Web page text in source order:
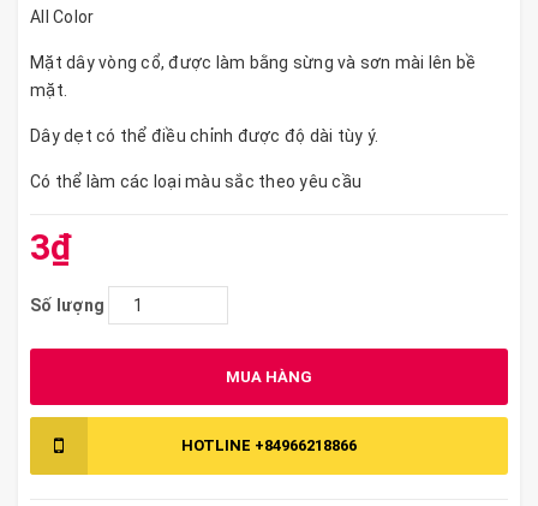
All Color
Mặt dây vòng cổ, được làm bằng sừng và sơn mài lên bề
mặt.
Dây dẹt có thể điều chỉnh được độ dài tùy ý.
Có thể làm các loại màu sắc theo yêu cầu
3₫
Số lượng
MUA HÀNG
HOTLINE +84966218866